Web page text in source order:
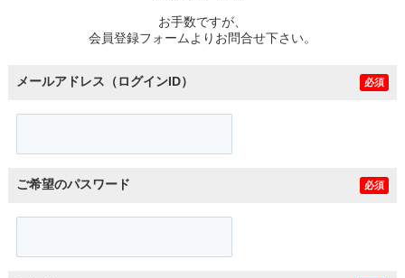
お手数ですが、
会員登録フォームよりお問合せ下さい。
メールアドレス（ログインID） 必須
ご希望のパスワード 必須